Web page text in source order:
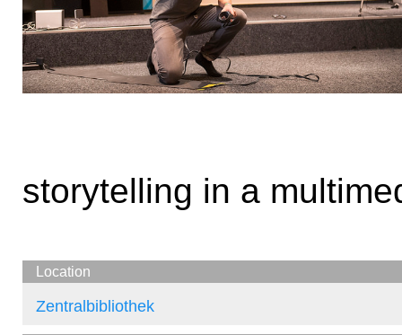
storytelling in a
Location
Zentralbibliothek